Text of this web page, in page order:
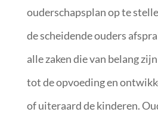
ouderschapsplan op te
de scheidende ouders
alle zaken die van belang
tot de opvoeding en
of uiteraard de kinderen.